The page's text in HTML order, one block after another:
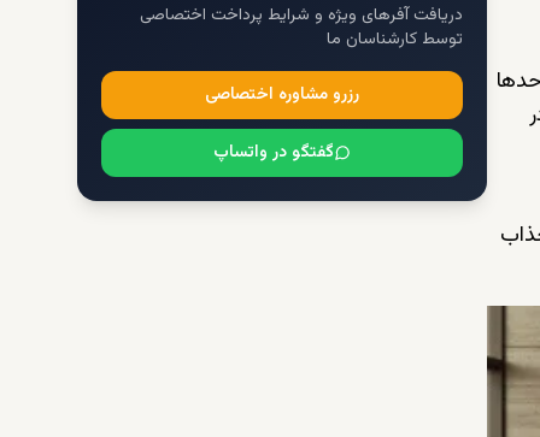
رو، ارکید رزیدنس ۱ فرصتی جذاب
دریافت آفرهای ویژه و شرایط پرداخت اختصاصی
توسط کارشناسان ما
رزرو مشاوره اختصاصی
گفتگو در واتساپ